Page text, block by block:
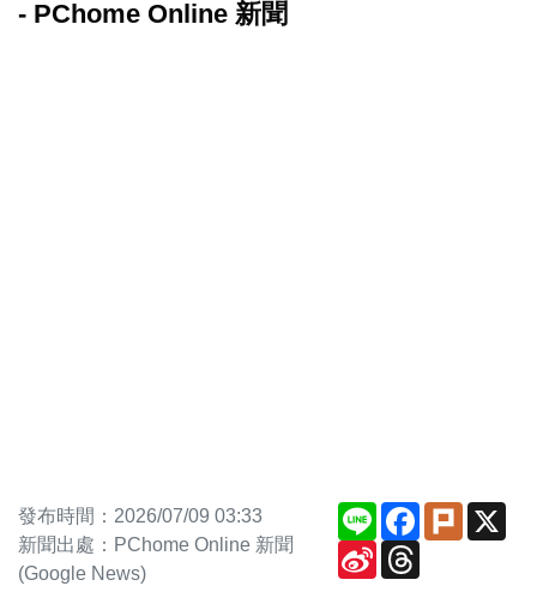
- PChome Online 新聞
發布時間：2026/07/09 03:33
新聞出處：PChome Online 新聞
(Google News)
Line Facebook
Plurk
Sina
Weibo